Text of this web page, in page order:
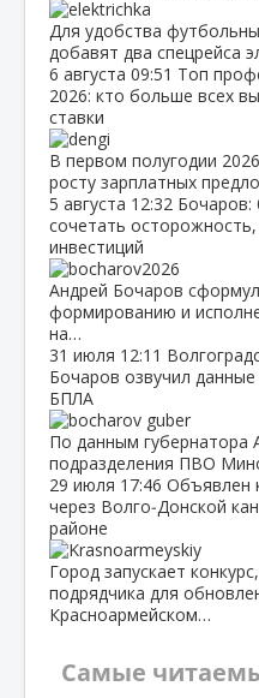
Для удобства
добавят два спецрейса
6 августа 09:51 Топ
2026: кто больше всех
ставки
В первом полугодии
росту зарплатных
5 августа 12:32 Бочаров:
сочетать
инвестиций
Андрей Бочаров
формированию и
на…
31 июля 12:11
Бочаров озвучил
БПЛА
По данным губернатора
подразделения ПВО
29 июля 17:46 Объявлен
через Волго‑Донской
районе
Город запускает
подрядчика для
Красноармейском…
Самые